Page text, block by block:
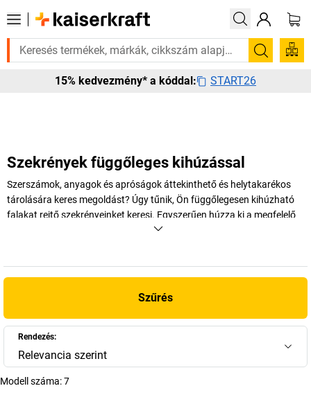
van rá? Válogatott bestseller termékeinket 3–4
Keresés
15% kedvezmény* a kóddal: START26
Szekrények függőleges kihúzással
Szerszámok, anyagok és apróságok áttekinthető és helytakarékos
tárolására keres megoldást? Úgy tűnik, Ön függőlegesen kihúzható
falakat rejtő szekrényeinket keresi. Egyszerűen húzza ki a megfelelő
perforált lemezt vagy perforált falat – és kész is. Meg fog lepődni,
Szűrés
Rendezés:
Relevancia szerint
Modell száma:7